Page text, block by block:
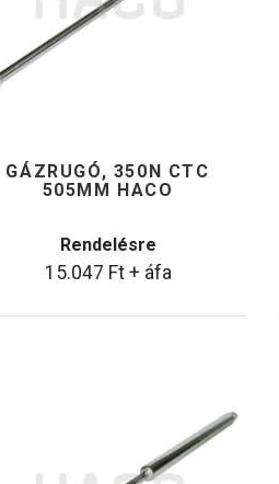
GÁZRUGÓ, 350N CTC
505MM HACO
Rendelésre
15.047 Ft+ áfa